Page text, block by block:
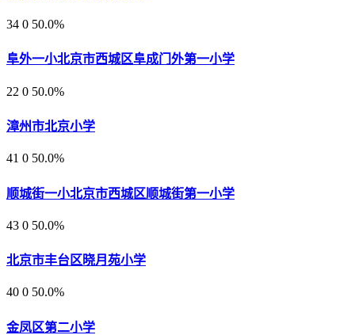
34 0 50.0%
阜外一小北京市西城区阜成门外第一小学
22 0 50.0%
漳州市北京小学
41 0 50.0%
顺城街一小北京市西城区顺城街第一小学
43 0 50.0%
北京市丰台区晓月苑小学
40 0 50.0%
金凤区第二小学